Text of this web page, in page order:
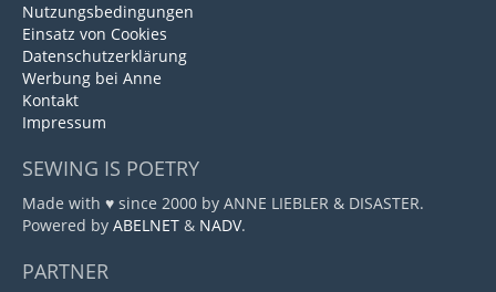
Nutzungsbedingungen
Einsatz von Cookies
Datenschutzerklärung
Werbung bei Anne
Kontakt
Impressum
SEWING IS POETRY
Made with ♥ since 2000 by ANNE LIEBLER & DISASTER.
Powered by ABELNET & NADV.
PARTNER